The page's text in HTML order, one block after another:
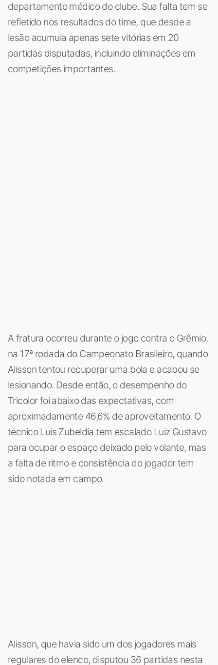
departamento médico do clube. Sua falta tem se
refletido nos resultados do time, que desde a
lesão acumula apenas sete vitórias em 20
partidas disputadas, incluindo eliminações em
competições importantes.
A fratura ocorreu durante o jogo contra o Grêmio,
na 17ª rodada do Campeonato Brasileiro, quando
Alisson tentou recuperar uma bola e acabou se
lesionando. Desde então, o desempenho do
Tricolor foi abaixo das expectativas, com
aproximadamente 46,6% de aproveitamento. O
técnico Luis Zubeldía tem escalado Luiz Gustavo
para ocupar o espaço deixado pelo volante, mas
a falta de ritmo e consistência do jogador tem
sido notada em campo.
Alisson, que havia sido um dos jogadores mais
regulares do elenco, disputou 36 partidas nesta